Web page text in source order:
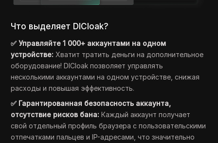
Что выделяет DICloak?
✅ Управляйте 1 000+ аккаунтами на одном
устройстве: Хватит тратить деньги на дополнительное
оборудование! DICloak позволяет управлять
несколькими аккаунтами на одном устройстве, снижая
расходы и повышая эффективность.
✅ Гарантированная безопасность аккаунта,
отсутствие рисков бана: Каждый аккаунт получает
свой отдельный профиль браузера с пользовательскими
отпечатками пальцев и IP-адресами, что значительно